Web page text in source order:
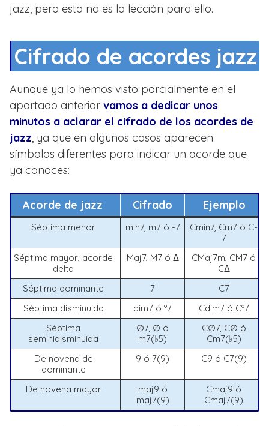
jazz, pero esta no es la lección para ello.
Cifrado de acordes jazz
Aunque ya lo hemos visto parcialmente en el
apartado anterior vamos a dedicar unos
minutos a aclarar el cifrado de los acordes de
jazz , ya que en algunos casos aparecen
símbolos diferentes para indicar un acorde que
ya conoces:
Acorde de jazz Cifrado Ejemplo
Séptima menor min7, m7 ó -7
Cmin7, Cm7 ó C-
7
Séptima mayor, acorde
delta
Maj7, M7 ó Δ
CMaj7m, CM7 ó
CΔ
Séptima dominante
7
C7
Séptima disminuida
dim7 ó º7
Cdim7 ó Cº7
Séptima
seminidisminuida
∅7, ∅ ó
m7(♭5)
C∅7, C∅ ó
Cm7(♭5)
De novena de
dominante
9 ó 7(9) C9 ó C7(9)
De novena mayor
maj9 ó
maj7(9)
Cmaj9 ó
Cmaj7(9)